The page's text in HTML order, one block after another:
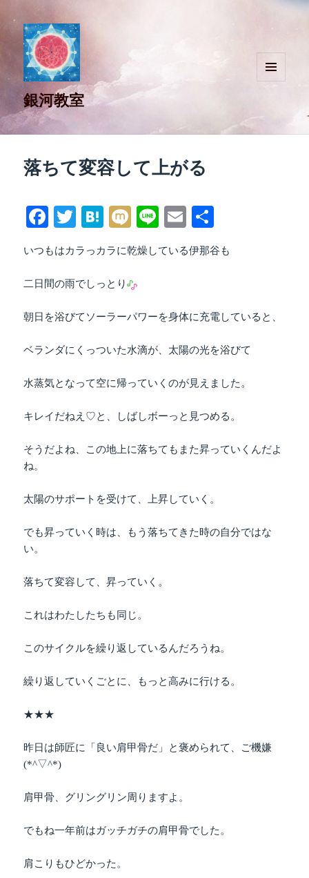
銀河教室
落ちて変容して上がる
Fa
bo
ok
T
tte
r
H
en
a
M
ix
i
Li
E
m
ail
有
いつもはカラっカラに乾燥している伊那谷も
二日間の雨でしっとり
朝日を浴びてソーラーパワーを身体に充電していると、
ベランダにくっついた水滴が、太陽の光を浴びて
水蒸気となって空に帰っていくのが見えました。
キレイだねえ♡と、しばしボーっと見つめる。
そうだよね、この地上に落ちてもまた昇っていくんだよ
ね。
太陽のサポートを受けて、上昇していく。
でも昇っていく時は、もう落ちてきた時の自分ではな
い。
落ちて変容して、昇っていく。
これはわたしたちも同じ。
このサイクルを繰り返しているんだろうね。
繰り返していくごとに、もっと高みに行ける。
★★★
昨日は師匠に「良い肩甲骨だ」と褒められて、ご機嫌
(*^▽^*)
肩甲骨、グリングリン周りますよ。
でもね一年前はガッチガチの肩甲骨でした。
肩こりもひどかった。